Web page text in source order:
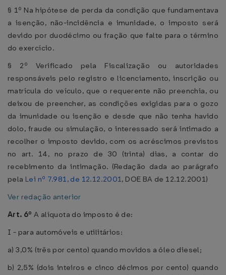
§ 1º Na hipótese de perda da condição que fundamentava
a isenção, não-incidência e imunidade, o imposto será
devido por duodécimo ou fração que falte para o término
do exercício.
§ 2º Verificado pela Fiscalização ou autoridades
responsáveis pelo registro e licenciamento, inscrição ou
matrícula do veículo, que o requerente não preenchia, ou
deixou de preencher, as condições exigidas para o gozo
da imunidade ou isenção e desde que não tenha havido
dolo, fraude ou simulação, o interessado será intimado a
recolher o imposto devido, com os acréscimos previstos
no art. 14, no prazo de 30 (trinta) dias, a contar do
recebimento da intimação. (Redação dada ao parágrafo
pela Lei nº 7.981, de 12.12.2001, DOE BA de 12.12.2001)
Ver redação anterior
Art. 6º A alíquota do imposto é de:
I - para automóveis e utilitários:
a) 3,0% (três por cento) quando movidos a óleo diesel;
b) 2,5% (dois inteiros e cinco décimos por cento) quando